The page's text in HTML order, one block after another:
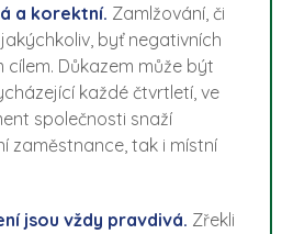
a korektní. Zamlžování, či
byť negativních
cílem. Důkazem může být
každé čtvrtletí, ve
společnosti snaží
zaměstnance, tak i místní
jsou vždy pravdivá. Zřekli